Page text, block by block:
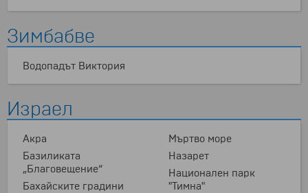
Зимбабве
Водопадът Виктория
Израел
Акра
Базиликата
„Благовещение“
Бахайските градини
Мъртво море
Назарет
Национален парк
"Тимна"